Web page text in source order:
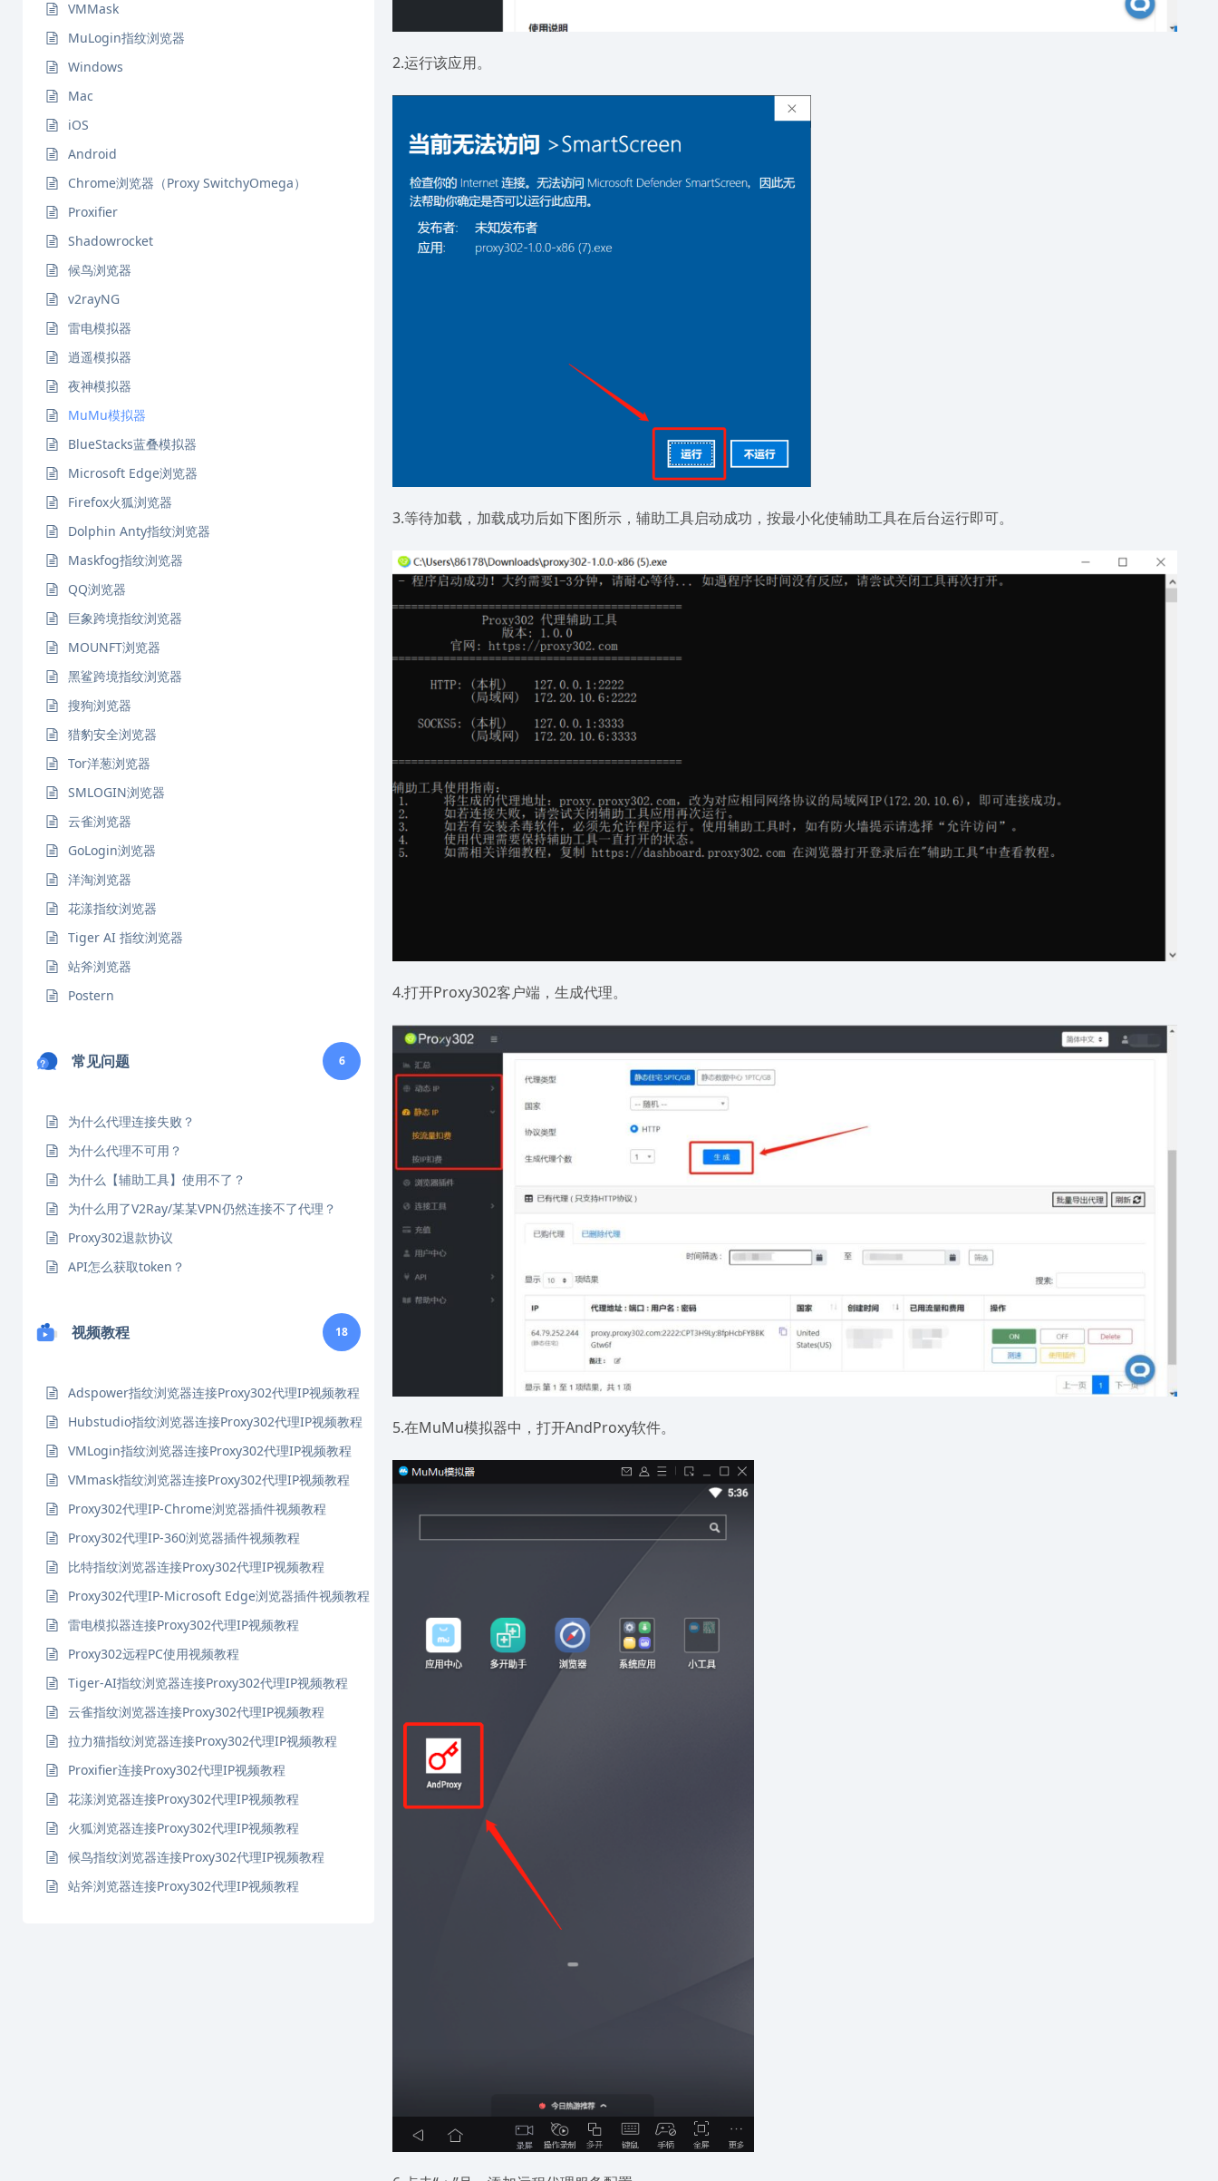
VMMask
MuLogin指纹浏览器
Windows
Mac
iOS
Android
Chrome浏览器（Proxy SwitchyOmega）
Proxifier
Shadowrocket
候鸟浏览器
v2rayNG
雷电模拟器
逍遥模拟器
夜神模拟器
MuMu模拟器
BlueStacks蓝叠模拟器
Microsoft Edge浏览器
Firefox火狐浏览器
Dolphin Anty指纹浏览器
Maskfog指纹浏览器
QQ浏览器
巨象跨境指纹浏览器
MOUNFT浏览器
黑鲨跨境指纹浏览器
搜狗浏览器
猎豹安全浏览器
Tor洋葱浏览器
SMLOGIN浏览器
云雀浏览器
GoLogin浏览器
洋淘浏览器
花漾指纹浏览器
Tiger AI 指纹浏览器
站斧浏览器
Postern
常见问题 6
为什么代理连接失败？
为什么代理不可用？
为什么【辅助工具】使用不了？
为什么用了V2Ray/某某VPN仍然连接不了代理？
Proxy302退款协议
API怎么获取token？
视频教程 18
Adspower指纹浏览器连接Proxy302代理IP视频教程
Hubstudio指纹浏览器连接Proxy302代理IP视频教程
VMLogin指纹浏览器连接Proxy302代理IP视频教程
VMmask指纹浏览器连接Proxy302代理IP视频教程
Proxy302代理IP-Chrome浏览器插件视频教程
Proxy302代理IP-360浏览器插件视频教程
比特指纹浏览器连接Proxy302代理IP视频教程
Proxy302代理IP-Microsoft Edge浏览器插件视频教程
雷电模拟器连接Proxy302代理IP视频教程
Proxy302远程PC使用视频教程
Tiger-AI指纹浏览器连接Proxy302代理IP视频教程
云雀指纹浏览器连接Proxy302代理IP视频教程
拉力猫指纹浏览器连接Proxy302代理IP视频教程
Proxifier连接Proxy302代理IP视频教程
花漾浏览器连接Proxy302代理IP视频教程
火狐浏览器连接Proxy302代理IP视频教程
候鸟指纹浏览器连接Proxy302代理IP视频教程
站斧浏览器连接Proxy302代理IP视频教程
2.运行该应用。
3.等待加载，加载成功后如下图所示，辅助工具启动成功，按最小化使辅助工具在后台运行即可。
4.打开Proxy302客户端，生成代理。
5.在MuMu模拟器中，打开AndProxy软件。